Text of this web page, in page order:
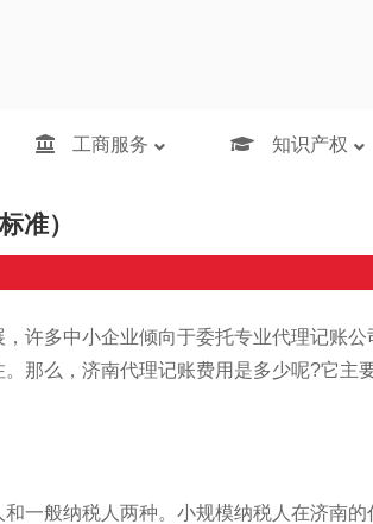
工商服务 知识产权
标准）
准）
许多中小企业倾向于委托专业代理记账公
那么，济南代理记账费用是多少呢?它主
一般纳税人两种。小规模纳税人在济南